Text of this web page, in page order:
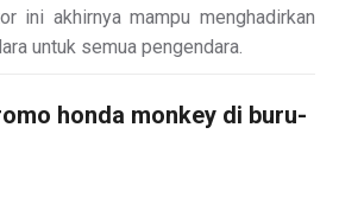
ini akhirnya mampu menghadirkan
untuk semua pengendara.
honda monkey di buru-